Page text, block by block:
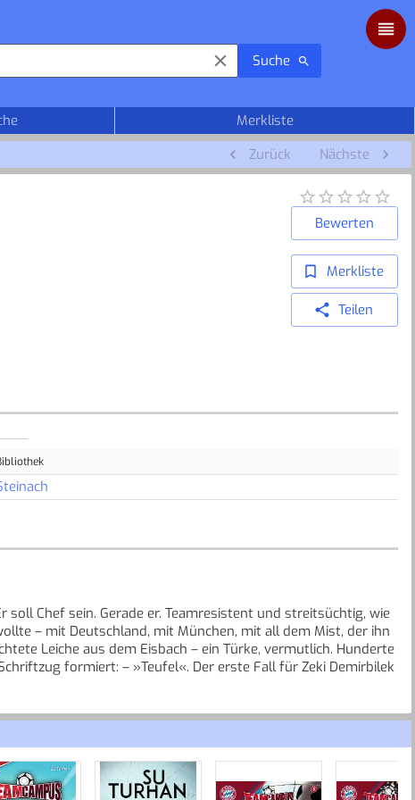
Suche
Merkliste
Zurück Nächste
Bewerten
Merkliste
Teilen
Chef sein. Gerade er. Teamresistent und streitsüchtig, wie
– mit Deutschland, mit München, mit all dem Mist, der ihn
Leiche aus dem Eisbach – ein Türke, vermutlich. Hunderte
formiert: – »Teufel«. Der erste Fall für Zeki Demirbilek